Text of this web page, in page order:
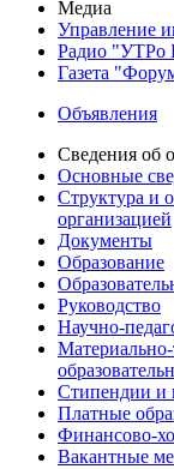
Медиа
Управление
Радио "УТРо
Газета
Объявления
Сведения об
Основные
Структура и
организацией
Документы
Образование
Руководство
Научно-
Стипендии и
Платные
Финансово-
Вакантные